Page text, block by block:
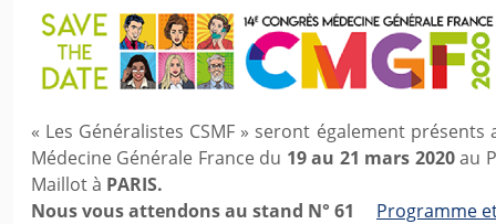
« Les Généralistes CSMF » seront également présents
Médecine Générale France du 19 au 21 mars 2020au
Maillot à PARIS.
Nous vous attendons au stand N° 61 Programme